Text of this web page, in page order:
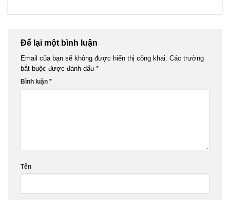
Để lại một bình luận
Email của bạn sẽ không được hiển thị công khai. Các trường
bắt buộc được đánh dấu *
Bình luận *
Tên